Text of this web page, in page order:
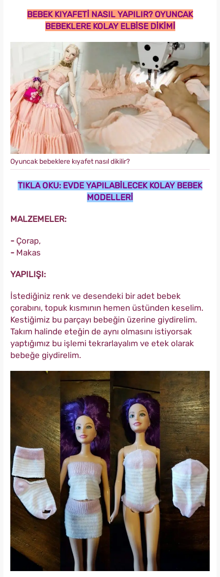
BEBEK KIYAFETİ NASIL YAPILIR? OYUNCAK
BEBEKLERE KOLAY ELBİSE DİKİMİ
Oyuncak bebeklere kıyafet nasıl dikilir?
TIKLA OKU: EVDE YAPILABİLECEK KOLAY BEBEK
MODELLERİ
MALZEMELER:
- Çorap,
- Makas
YAPILIŞI:
İstediğiniz renk ve desendeki bir adet bebek
çorabını, topuk kısmının hemen üstünden keselim.
Kestiğimiz bu parçayı bebeğin üzerine giydirelim.
Takım halinde eteğin de aynı olmasını istiyorsak
yaptığımız bu işlemi tekrarlayalım ve etek olarak
bebeğe giydirelim.